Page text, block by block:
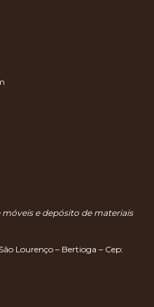
e depósito de materiais
Lourenço – Bertioga – Cep: